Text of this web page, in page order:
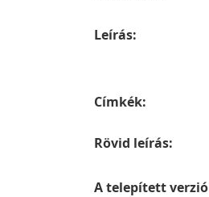
Leírás:
Címkék:
Rövid leírás:
A telepített verzió